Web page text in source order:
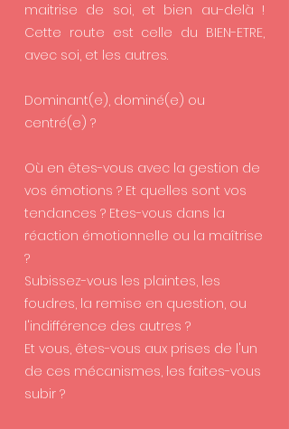
maitrise de soi, et bien au-delà !
Cette route est celle du BIEN-ETRE,
avec soi, et les autres.
Dominant(e), dominé(e) ou
centré(e) ?
Où en êtes-vous avec la gestion de
vos émotions ? Et quelles sont vos
tendances ? Etes-vous dans la
réaction émotionnelle ou la maîtrise
?
Subissez-vous les plaintes, les
foudres, la remise en question, ou
l'indifférence des autres ?
Et vous, êtes-vous aux prises de l'un
de ces mécanismes, les faites-vous
subir ?